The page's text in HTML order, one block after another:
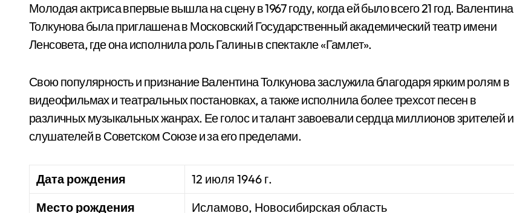
Молодая актриса впервые вышла на сцену в 1967 году, когда ей было всего 21 год. Валентина
Толкунова была приглашена в Московский Государственный академический театр имени
Ленсовета, где она исполнила роль Галины в спектакле «Гамлет».
Свою популярность и признание Валентина Толкунова заслужила благодаря ярким ролям в
видеофильмах и театральных постановках, а также исполнила более трехсот песен в
различных музыкальных жанрах. Ее голос и талант завоевали сердца миллионов зрителей и
слушателей в Советском Союзе и за его пределами.
Дата рождения
12 июля 1946 г.
Место рождения
Исламово, Новосибирская область